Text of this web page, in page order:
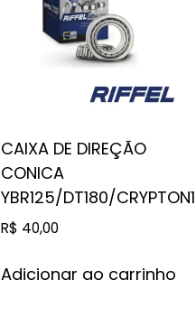
CAIXA DE DIREÇÃO
CONICA
YBR125/DT180/
R$ 40,00
Adicionar ao carrinho